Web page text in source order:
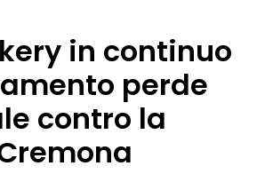
in continuo
perde
contro la